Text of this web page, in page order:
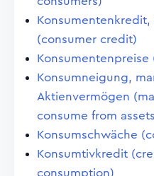
(consumer credit)
Konsumentenpreise
Konsumneigung,
Aktienvermögen
consume from
Konsumschwäche
Konsumtivkredit
consumption)